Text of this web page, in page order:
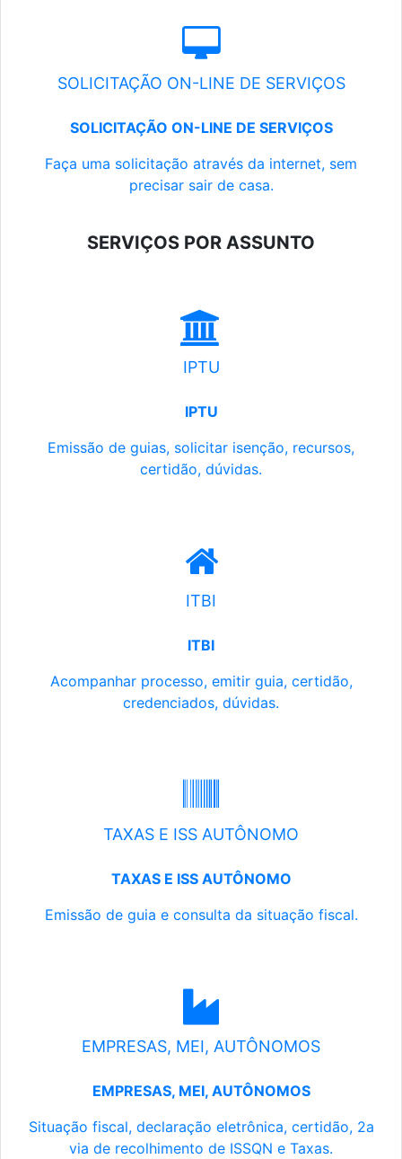
SOLICITAÇÃO ON-LINE DE SERVIÇOS
SOLICITAÇÃO ON-LINE DE SERVIÇOS
Faça uma solicitação através da internet, sem
precisar sair de casa.
SERVIÇOS POR ASSUNTO
IPTU
IPTU
Emissão de guias, solicitar isenção, recursos,
certidão, dúvidas.
ITBI
ITBI
Acompanhar processo, emitir guia, certidão,
credenciados, dúvidas.
TAXAS E ISS AUTÔNOMO
TAXAS E ISS AUTÔNOMO
Emissão de guia e consulta da situação fiscal.
EMPRESAS, MEI, AUTÔNOMOS
EMPRESAS, MEI, AUTÔNOMOS
Situação fiscal, declaração eletrônica, certidão, 2a
via de recolhimento de ISSQN e Taxas.